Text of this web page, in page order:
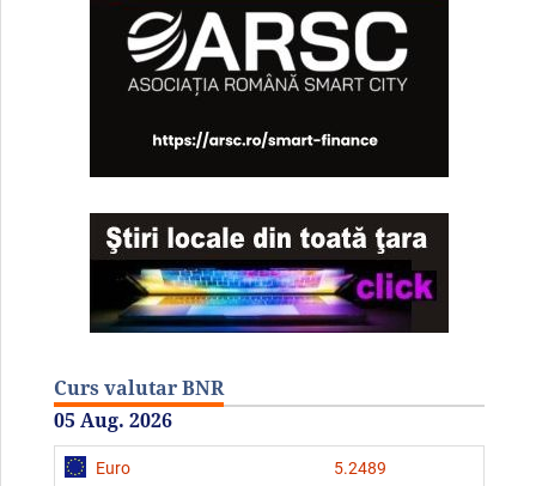
Curs valutar BNR
05 Aug. 2026
Euro 5.2489